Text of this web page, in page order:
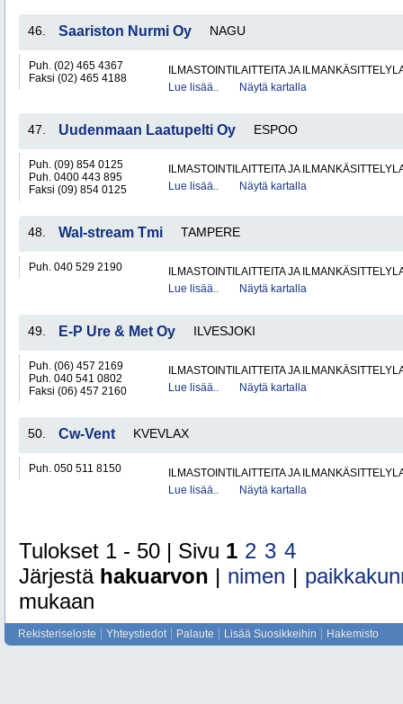
46. Saariston Nurmi Oy NAGU
Puh. (02) 465 4367
Faksi (02) 465 4188
ILMASTOINTILAITTEITA JA
Lue lisää..
Näytä kartalla
47. Uudenmaan Laatupelti Oy ESPOO
Puh. (09) 854 0125
Puh. 0400 443 895
Faksi (09) 854 0125
ILMASTOINTILAITTEITA JA
Lue lisää..
Näytä kartalla
48. Wal-stream Tmi TAMPERE
Puh. 040 529 2190
ILMASTOINTILAITTEITA JA
Lue lisää..
Näytä kartalla
49. E-P Ure & Met Oy ILVESJOKI
Puh. (06) 457 2169
Puh. 040 541 0802
Faksi (06) 457 2160
ILMASTOINTILAITTEITA JA
Lue lisää..
Näytä kartalla
50. Cw-Vent KVEVLAX
Puh. 050 511 8150
ILMASTOINTILAITTEITA JA
Lue lisää..
Näytä kartalla
Tulokset 1 - 50 | Sivu 1 2 3 4
Järjestä hakuarvon | nimen |
mukaan
Rekisteriseloste Yhteystiedot Palaute Lisää Suosikkeihin Hakemisto